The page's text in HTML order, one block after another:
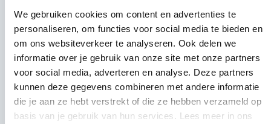
We gebruiken cookies om content en advertenties te
personaliseren, om functies voor social media te bieden en
om ons websiteverkeer te analyseren. Ook delen we
informatie over je gebruik van onze site met onze partners
voor social media, adverteren en analyse. Deze partners
kunnen deze gegevens combineren met andere informatie
die je aan ze hebt verstrekt of die ze hebben verzameld op
basis van je gebruik van hun services. Lees meer in ons
Anderen kochten ook
Druk om carrousel over te slaan